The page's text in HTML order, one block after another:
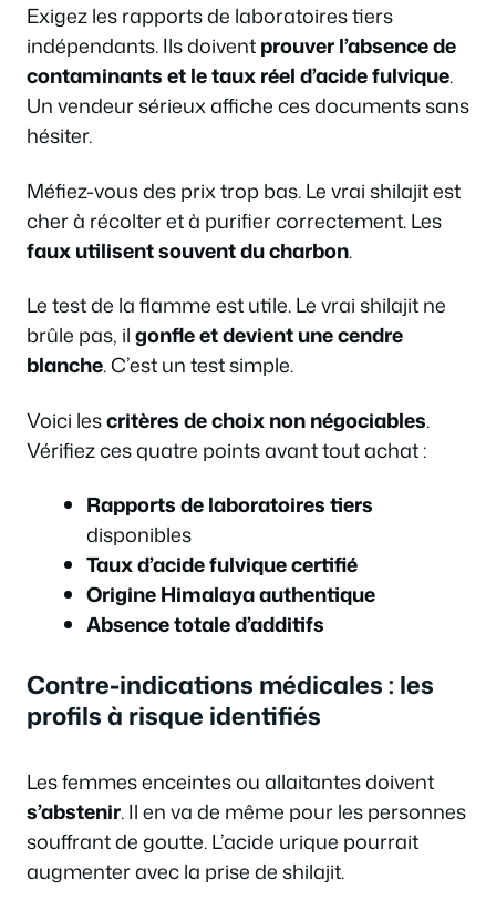
Exigez les rapports de laboratoires tiers
indépendants. Ils doiventprouver l’absence de
contaminants et le taux réel d’acide fulvique.
Un vendeur sérieux affiche ces documents sans
hésiter.
Méfiez-vous des prix trop bas. Le vrai shilajit est
cher à récolter et à purifier correctement. Les
faux utilisent souvent du charbon.
Le test de la flamme est utile. Le vrai shilajit ne
brûle pas, ilgonfle et devient une cendre
blanche. C’est un test simple.
Voici lescritères de choix non négociables.
Vérifiez ces quatre points avant tout achat :
Rapports de laboratoires tiers
disponibles
Taux d’acide fulvique certifié
Origine Himalaya authentique
Absence totale d’additifs
Contre-indications médicales : les
profils à risque identifiés
Les femmes enceintes ou allaitantes doivent
s’abstenir. Il en va de même pour les personnes
souffrant de goutte. L’acide urique pourrait
augmenter avec la prise de shilajit.